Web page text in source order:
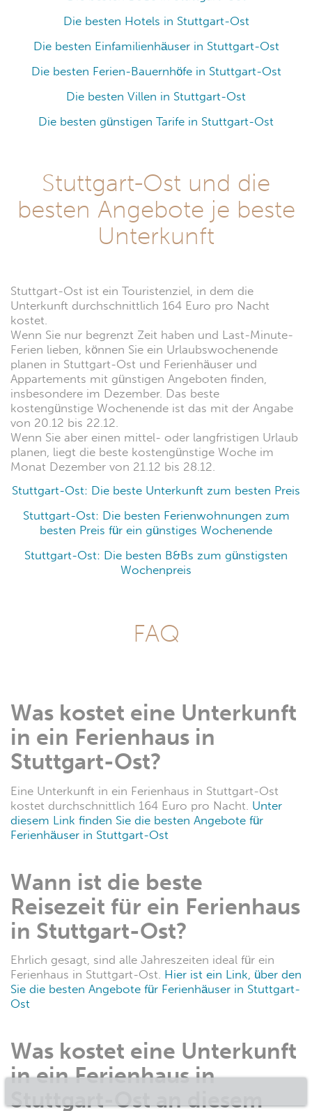
Die besten Hotels in Stuttgart-Ost
Die besten Einfamilienhäuser in Stuttgart-Ost
Die besten Ferien-Bauernhöfe in Stuttgart-Ost
Die besten Villen in Stuttgart-Ost
Die besten günstigen Tarife in Stuttgart-Ost
Stuttgart-Ost und die
besten Angebote je beste
Unterkunft
Stuttgart-Ost ist ein Touristenziel, in dem die
Unterkunft durchschnittlich 164 Euro pro Nacht
kostet.
Wenn Sie nur begrenzt Zeit haben und Last-Minute-
Ferien lieben, können Sie ein Urlaubswochenende
planen in Stuttgart-Ost und Ferienhäuser und
Appartements mit günstigen Angeboten finden,
insbesondere im Dezember. Das beste
kostengünstige Wochenende ist das mit der Angabe
von 20.12 bis 22.12.
Wenn Sie aber einen mittel- oder langfristigen Urlaub
planen, liegt die beste kostengünstige Woche im
Monat Dezember von 21.12 bis 28.12.
Stuttgart-Ost: Die beste Unterkunft zum besten Preis
Stuttgart-Ost: Die besten Ferienwohnungen zum
besten Preis für ein günstiges Wochenende
Stuttgart-Ost: Die besten B&Bs zum günstigsten
Wochenpreis
FAQ
Was kostet eine Unterkunft
in ein Ferienhaus in
Stuttgart-Ost?
Eine Unterkunft in ein Ferienhaus in Stuttgart-Ost
kostet durchschnittlich 164 Euro pro Nacht. Unter
diesem Link finden Sie die besten Angebote für
Ferienhäuser in Stuttgart-Ost
Wann ist die beste
Reisezeit für ein Ferienhaus
in Stuttgart-Ost?
Ehrlich gesagt, sind alle Jahreszeiten ideal für ein
Ferienhaus in Stuttgart-Ost. Hier ist ein Link, über den
Sie die besten Angebote für Ferienhäuser in Stuttgart-
Ost
Was kostet eine Unterkunft
in ein Ferienhaus in
Stuttgart-Ost an diesem